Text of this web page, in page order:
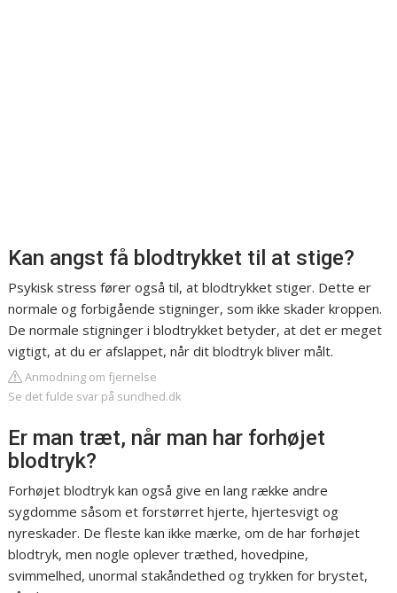
Kan angst få blodtrykket til at stige?
Psykisk stress fører også til, at blodtrykket stiger. Dette er
normale og forbigående stigninger, som ikke skader kroppen.
De normale stigninger i blodtrykket betyder, at det er meget
vigtigt, at du er afslappet, når dit blodtryk bliver målt.
Anmodning om fjernelse
Se det fulde svar på sundhed.dk
Er man træt, når man har forhøjet
blodtryk?
Forhøjet blodtryk kan også give en lang række andre
sygdomme såsom et forstørret hjerte, hjertesvigt og
nyreskader. De fleste kan ikke mærke, om de har forhøjet
blodtryk, men nogle oplever træthed, hovedpine,
svimmelhed, unormal stakåndethed og trykken for brystet,